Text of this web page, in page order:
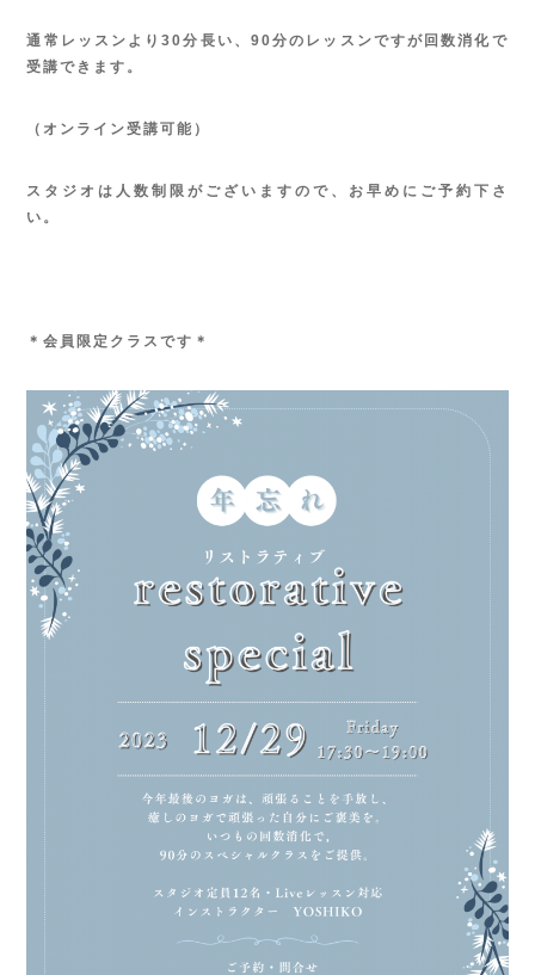
通常レッスンより30分長い、90分のレッスンですが回数消化で
受講できます。
（オンライン受講可能）
スタジオは人数制限がございますので、お早めにご予約下さ
い。
＊会員限定クラスです＊